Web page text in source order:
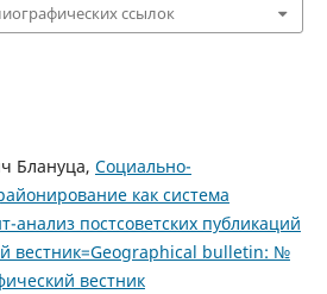
ссылок
Блануца, Социально-
как система
анализ постсоветских публикаций
вестник=Geographical bulletin: №
вестник